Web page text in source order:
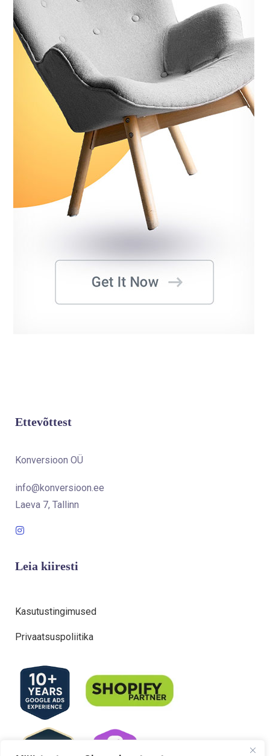
Ettevõttest
Konversioon OÜ
info@konversioon.ee
Laeva 7, Tallinn
Leia kiiresti
Kasutustingimused
Privaatsuspoliitika